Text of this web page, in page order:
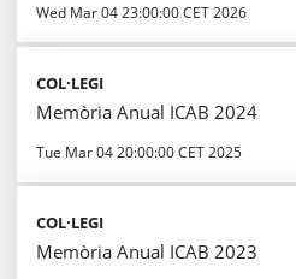
Wed Mar 04 23:00:00 CET 2026
COL·LEGI
Memòria Anual ICAB 2024
Tue Mar 04 20:00:00 CET 2025
COL·LEGI
Memòria Anual ICAB 2023